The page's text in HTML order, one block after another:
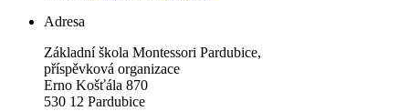
Adresa
Základní škola Montessori Pardubice,
příspěvková organizace
Erno Košťála 870
530 12 Pardubice